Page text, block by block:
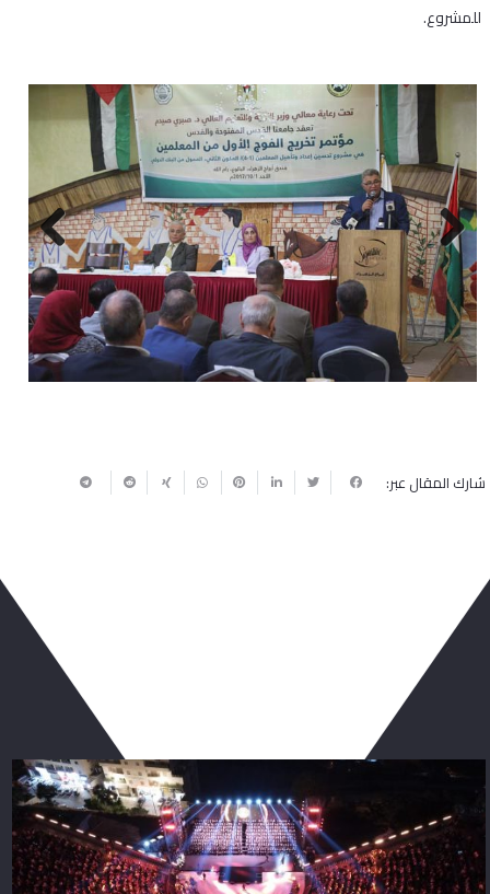
للمشروع.
Previous
Next
شارك المقال عبر: